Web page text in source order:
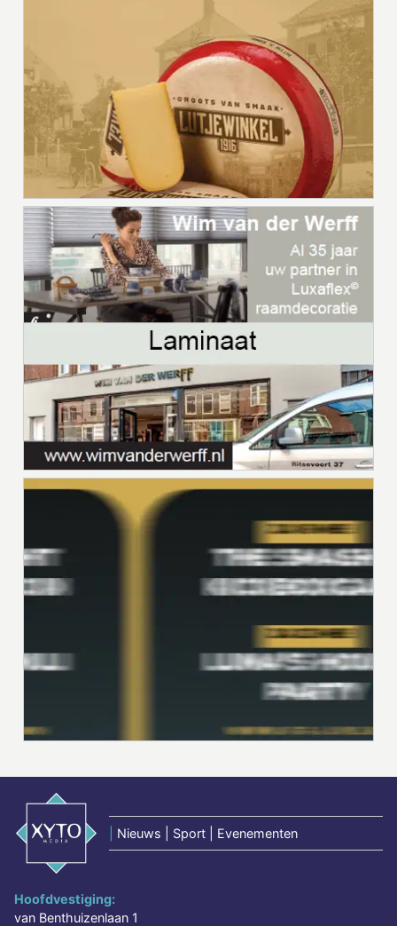
Nieuws | Sport | Evenementen
Hoofdvestiging:
van Benthuizenlaan 1